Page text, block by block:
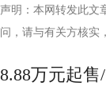
声明：本网转发此文
问，请与有关方核实
8.88万元起